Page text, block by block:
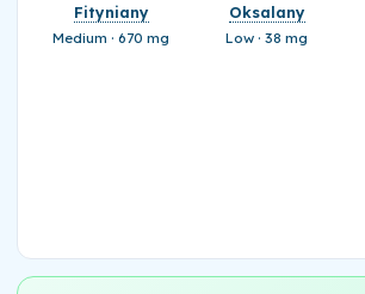
Fityniany
Medium · 670 mg
Oksalany
Low · 38 mg